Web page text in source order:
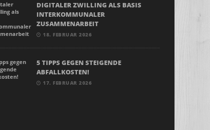
DIGITALER ZWILLING ALS BASIS
INTERKOMMUNALER
ZUSAMMENARBEIT
18. FEBRUAR 2026
5 TIPPS GEGEN STEIGENDE
ABFALLKOSTEN!
17. FEBRUAR 2026